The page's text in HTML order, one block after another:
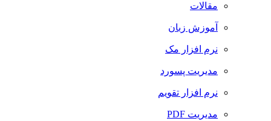
مقالات
آموزش زبان
نرم افزار مک
مدیریت پسورد
نرم افزار تقویم
مدیریت PDF